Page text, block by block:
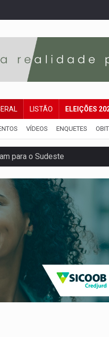
LISTÃO ELEIÇÕES
VÍDEOS ENQUETES
para o Sudeste
capital
esportiva
ovos